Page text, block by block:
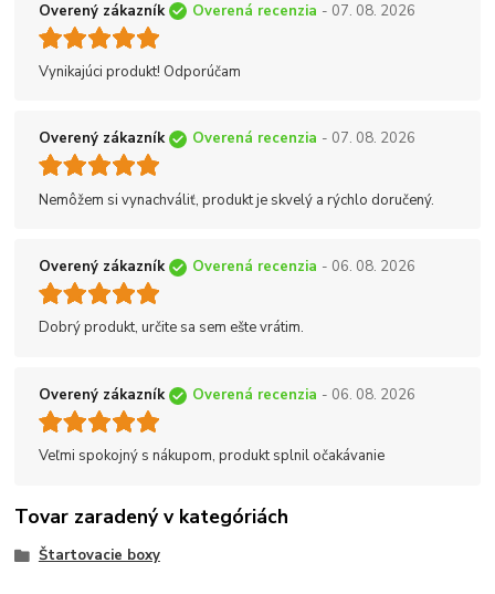
Overený zákazník Overená recenzia - 07. 08. 2026
Vynikajúci produkt! Odporúčam
Overený zákazník Overená recenzia - 07. 08. 2026
Nemôžem si vynachváliť, produkt je skvelý a rýchlo doručený.
Overený zákazník Overená recenzia - 06. 08. 2026
Dobrý produkt, určite sa sem ešte vrátim.
Overený zákazník Overená recenzia - 06. 08. 2026
Veľmi spokojný s nákupom, produkt splnil očakávanie
Tovar zaradený v kategóriách
Štartovacie boxy